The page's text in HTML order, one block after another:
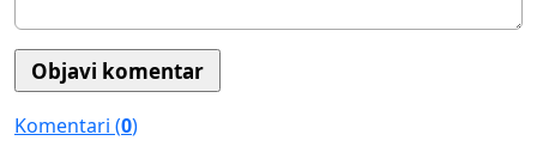
Komentari (0)